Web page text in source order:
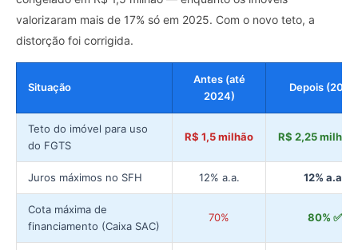
valorizaram mais de 17% só em 2025. Com o novo teto, a
distorção foi corrigida.
Situação
Antes (até
2024)
Depois
Teto do imóvel para uso
do FGTS
R$ 1,5 milhão R$ 2,25
Juros máximos no SFH 12% a.a. 12% a.a.
Cota máxima de
financiamento (Caixa SAC)
70% 80% ✅